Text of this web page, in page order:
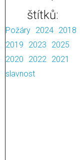
štítků:
Požáry 2024 2018
2019
2023
2025
2020
2022 2021
slavnost